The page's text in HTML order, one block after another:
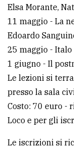
Elsa Morante,
11 maggio - La
Edoardo
25 maggio - Italo
1 giugno - Il
Le lezioni si
presso la sala
Costo: 70 euro -
Loco e per gli
Le iscrizioni si